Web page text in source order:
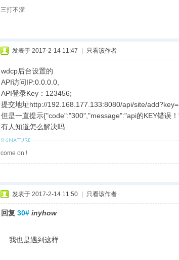
三打不溜
发表于 2017-2-14 11:47 只看该作者
wdcp后台设置的
API访问IP:0.0.0.0,
API登录Key：123456;
提交地址http://192.168.177.133:8080/api/site/
但是一直提示{"code":"300","message":"api的KEY错误！
有人知道怎么解决吗
come on !
发表于 2017-2-14 11:50 只看该作者
回复 30# inyhow
我也是遇到这样